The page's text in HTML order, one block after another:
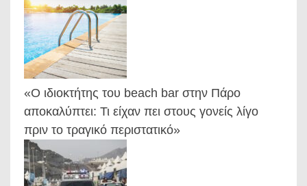
«Ο ιδιοκτήτης του beach bar στην Πάρο
αποκαλύπτει: Τι είχαν πει στους γονείς λίγο
πριν το τραγικό περιστατικό»